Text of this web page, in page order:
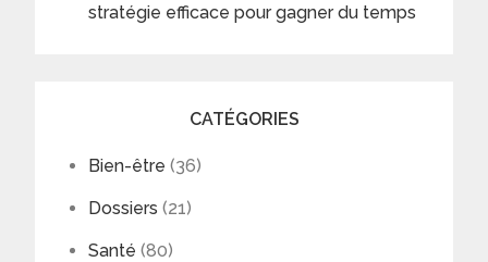
stratégie efficace pour gagner du temps
CATÉGORIES
Bien-être (36)
Dossiers (21)
Santé (80)